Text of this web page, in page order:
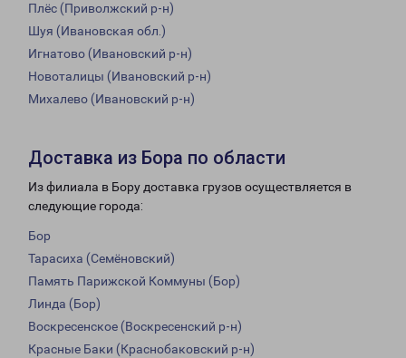
Плёс (Приволжский р-н)
Шуя (Ивановская обл.)
Игнатово (Ивановский р-н)
Новоталицы (Ивановский р-н)
Михалево (Ивановский р-н)
Доставка из Бора по области
Из филиала в Бору доставка грузов осуществляется в
следующие города:
Бор
Тарасиха (Семёновский)
Память Парижской Коммуны (Бор)
Линда (Бор)
Воскресенское (Воскресенский р-н)
Красные Баки (Краснобаковский р-н)